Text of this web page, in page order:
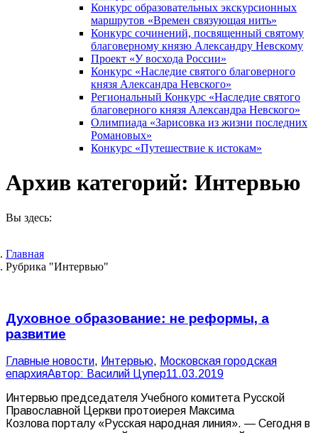
Конкурс образовательных экскурсионных
маршрутов «Времен связующая нить»
Конкурс сочинений, посвященный святому
благоверному князю Александру Невскому
Проект «У восхода России»
Конкурс «Наследие святого благоверного
князя Александра Невского»
Региональный Конкурс «Наследие святого
благоверного князя Александра Невского»
Олимпиада «Зарисовка из жизни последних
Романовых»
Конкурс «Путешествие к истокам»
Архив категорий: Интервью
Вы здесь:
Главная
Рубрика "Интервью"
Духовное образование: не реформы, а
развитие
Главные новости, Интервью, Московская городская
епархияАвтор: Василий Цупер11.03.2019
Интервью председателя Учебного комитета Русской
Православной Церкви протоиерея Максима
Козлова порталу «Русская народная линия». — Сегодня в